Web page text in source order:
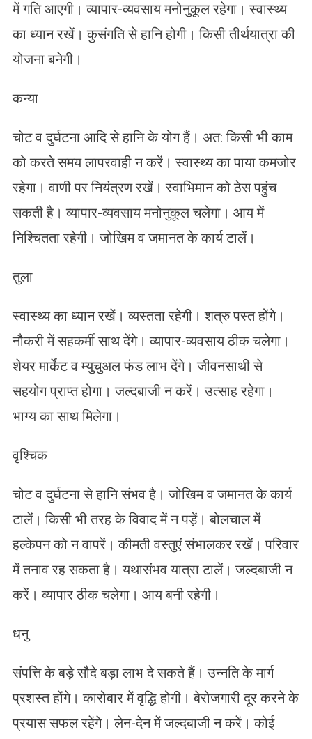
में गति आएगी। व्यापार-व्यवसाय मनोनुकूल रहेगा। स्वास्थ्य
का ध्यान रखें। कुसंगति से हानि होगी। किसी तीर्थयात्रा की
योजना बनेगी।
कन्या
चोट व दुर्घटना आदि से हानि के योग हैं। अत: किसी भी काम
को करते समय लापरवाही न करें। स्वास्थ्य का पाया कमजोर
रहेगा। वाणी पर नियंत्रण रखें। स्वाभिमान को ठेस पहुंच
सकती है। व्यापार-व्यवसाय मनोनुकूल चलेगा। आय में
निश्चितता रहेगी। जोखिम व जमानत के कार्य टालें।
तुला
स्वास्थ्य का ध्यान रखें। व्यस्तता रहेगी। शत्रु पस्त होंगे।
नौकरी में सहकर्मी साथ देंगे। व्यापार-व्यवसाय ठीक चलेगा।
शेयर मार्केट व म्युचुअल फंड लाभ देंगे। जीवनसाथी से
सहयोग प्राप्त होगा। जल्दबाजी न करें। उत्साह रहेगा।
भाग्य का साथ मिलेगा।
वृश्चिक
चोट व दुर्घटना से हानि संभव है। जोखिम व जमानत के कार्य
टालें। किसी भी तरह के विवाद में न पड़ें। बोलचाल में
हल्केपन को न वापरें। कीमती वस्तुएं संभालकर रखें। परिवार
में तनाव रह सकता है। यथासंभव यात्रा टालें। जल्दबाजी न
करें। व्यापार ठीक चलेगा। आय बनी रहेगी।
धनु
संपत्ति के बड़े सौदे बड़ा लाभ दे सकते हैं। उन्नति के मार्ग
प्रशस्त होंगे। कारोबार में वृद्धि होगी। बेरोजगारी दूर करने के
प्रयास सफल रहेंगे। लेन-देन में जल्दबाजी न करें। कोई